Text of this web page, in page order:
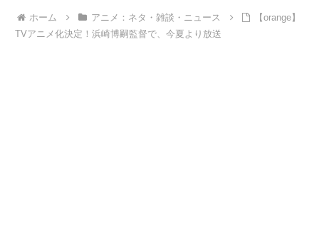
ホーム アニメ：ネタ・雑談・ニュース
【orange】
TVアニメ化決定！浜崎博嗣監督で、今夏より放送